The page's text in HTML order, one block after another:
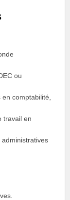
ou
comptabilité,
travail en